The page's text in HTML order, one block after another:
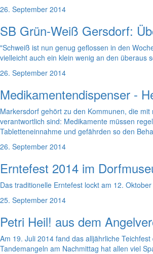
26. September 2014
SB Grün-Weiß Gersdorf:
"Schweiß ist nun genug geflossen in den
vielleicht auch ein klein wenig an den überaus
26. September 2014
Medikamentendispenser -
Markersdorf gehört zu den Kommunen, die
verantwortlich sind: Medikamente müssen
Tabletteneinnahme und gefährden so den
26. September 2014
Erntefest 2014 im
Das traditionelle Erntefest lockt am 12.
25. September 2014
Petri Heil! aus dem
Am 19. Juli 2014 fand das alljährliche
Tandemangeln am Nachmittag hat allen viel